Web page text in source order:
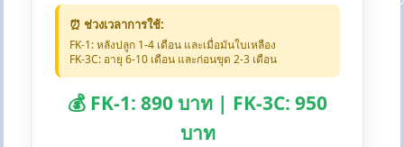
⏰ ช่วงเวลาการใช้:
FK-1: หลังปลูก 1-4 เดือน และเมื่อมันใบเหลือง
FK-3C: อายุ 6-10 เดือน และก่อนขุด 2-3 เดือน
💰 FK-1: 890 บาท | FK-3C: 950
บาท